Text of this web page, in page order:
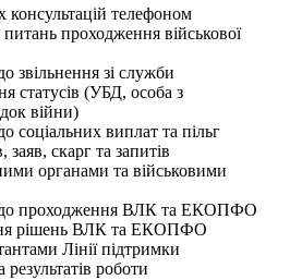
телефоном
проходження військової
звільнення зі служби
статусів (УБД, особа з
війни)
соціальних виплат та пільг
заяв, скарг та запитів
органами та військовими
проходження ВЛК та ЕКОПФО
рішень ВЛК та ЕКОПФО
Лінії підтримки
результатів роботи